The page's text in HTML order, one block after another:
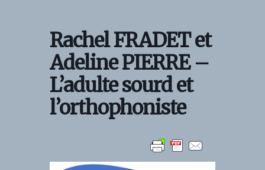
Rachel FRADET et
Adeline PIERRE –
L’adulte sourd et
l’orthophoniste